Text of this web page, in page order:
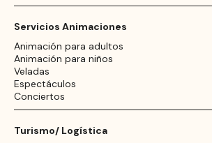
Servicios Animaciones
Animación para adultos
Animación para niños
Veladas
Espectáculos
Conciertos
Turismo/ Logística